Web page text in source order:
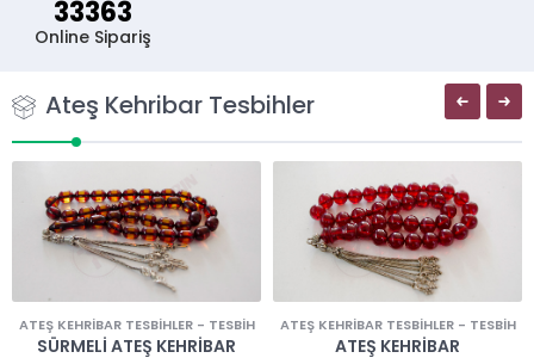
33363
Online Sipariş
Ateş Kehribar Tesbihler
ATEŞ KEHRIBAR TESBIHLER- TESBIH
SÜRMELI ATEŞ KEHRIBAR
ATEŞ KEHRIBAR TESBIHLER- TESBIH
ATEŞ KEHRIBAR